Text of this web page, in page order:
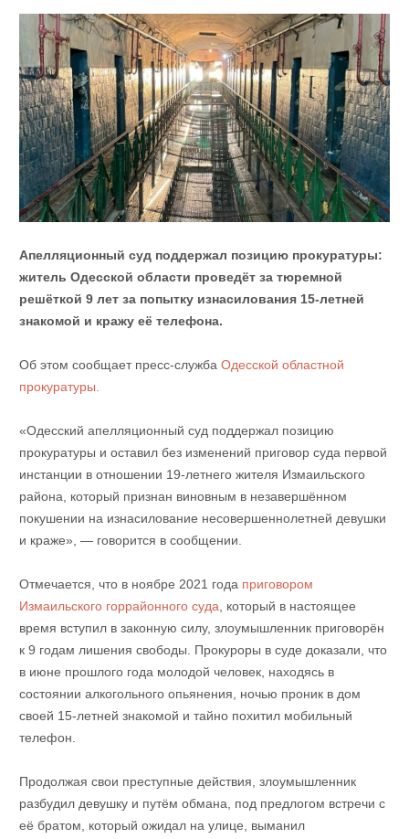
Апелляционный суд поддержал позицию прокуратуры:
житель Одесской области проведёт за тюремной
решёткой 9 лет за попытку изнасилования 15-летней
знакомой и кражу её телефона.
Об этом сообщает пресс-служба Одесской областной
прокуратуры.
«Одесский апелляционный суд поддержал позицию
прокуратуры и оставил без изменений приговор суда первой
инстанции в отношении 19-летнего жителя Измаильского
района, который признан виновным в незавершённом
покушении на изнасилование несовершеннолетней девушки
и краже», — говорится в сообщении.
Отмечается, что в ноябре 2021 года приговором
Измаильского горрайонного суда , который в настоящее
время вступил в законную силу, злоумышленник приговорён
к 9 годам лишения свободы. Прокуроры в суде доказали, что
в июне прошлого года молодой человек, находясь в
состоянии алкогольного опьянения, ночью проник в дом
своей 15-летней знакомой и тайно похитил мобильный
телефон.
Продолжая свои преступные действия, злоумышленник
разбудил девушку и путём обмана, под предлогом встречи с
её братом, который ожидал на улице, выманил